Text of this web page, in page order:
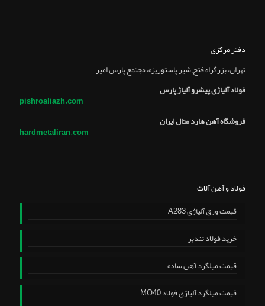
دفتر مرکزی
تهران، بزرگراه فتح, شير پاستوريزه، مجتمع پارس امير
فولاد آلیاژی پیشرو آلیاژ پارس
pishroaliazh.com
فروشگاه آهن هارد متال ایران
hardmetaliran.com
فولاد و آهن آلات
قیمت ورق آلیاژی A283
خرید فولاد تندبر
قیمت میلگرد آهن ساده
قیمت میلگرد آلیاژی فولاد MO40